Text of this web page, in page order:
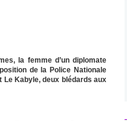
la femme d’un diplomate
de la Police Nationale
Le Kabyle, deux blédards aux